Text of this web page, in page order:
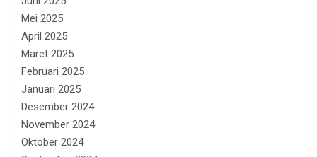
Mei 2025
April 2025
Maret 2025
Februari 2025
Januari 2025
Desember 2024
November 2024
Oktober 2024